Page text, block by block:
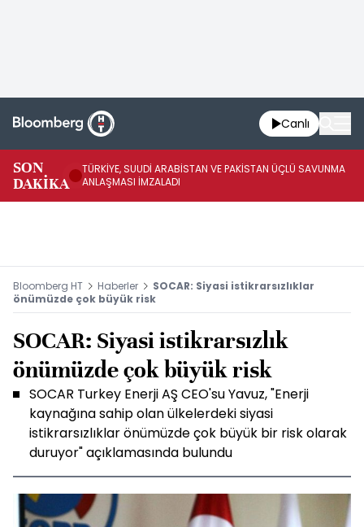
Canlı
SON
DAKİKA
TÜRKİYE, SUUDİ ARABİSTAN VE PAKİSTAN ÜÇLÜ SAVUNMA
ANLAŞMASI İMZALADI
Bloomberg HT Haberler
SOCAR: Siyasi istikrarsızlıklar
önümüzde çok büyük risk
SOCAR: Siyasi istikrarsızlık
önümüzde çok büyük risk
SOCAR Turkey Enerji AŞ CEO'su Yavuz, "Enerji
kaynağına sahip olan ülkelerdeki siyasi
istikrarsızlıklar önümüzde çok büyük bir risk olarak
duruyor" açıklamasında bulundu